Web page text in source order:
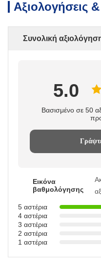
Αξιολογήσεις &
Συνολική
5.0
Βασισμένο σε 50
Εικόνα
βαθμολόγησης
5 αστέρια
4 αστέρια
3 αστέρια
2 αστέρια
1 αστέρια